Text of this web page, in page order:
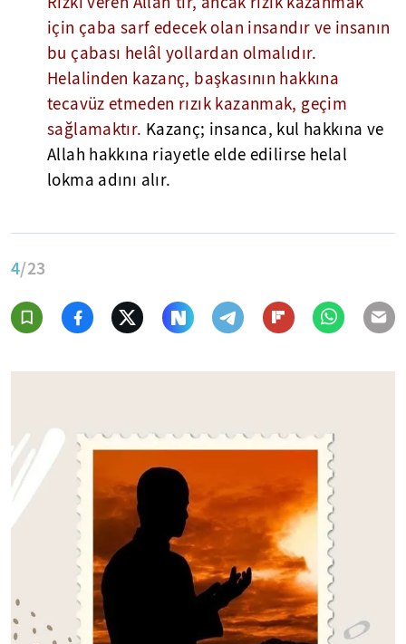
için çaba sarf edecek olan insandır ve insanın
bu çabası helâl yollardan olmalıdır.
Helalinden kazanç, başkasının hakkına
tecavüz etmeden rızık kazanmak, geçim
sağlamaktır. Kazanç; insanca, kul hakkına ve
Allah hakkına riayetle elde edilirse helal
lokma adını alır.
4/23